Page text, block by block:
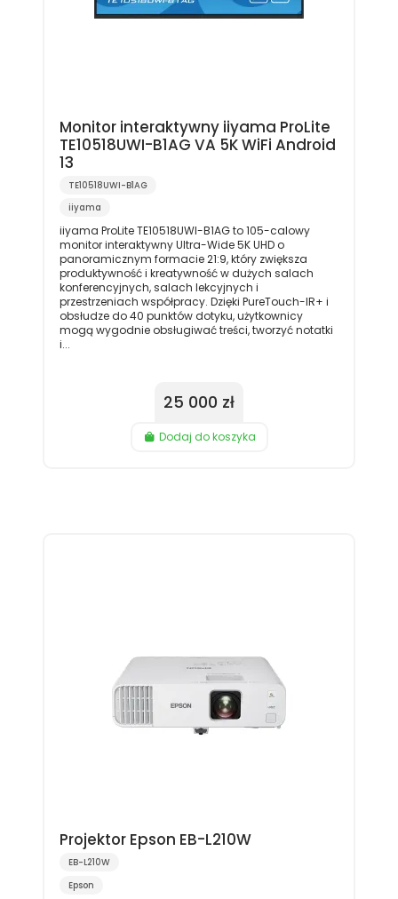
Monitor interaktywny iiyama ProLite
TE10518UWI-B1AG VA 5K WiFi Android
13
TE10518UWI-B1AG
iiyama
iiyama ProLite TE10518UWI-B1AG to 105-calowy
monitor interaktywny Ultra-Wide 5K UHD o
panoramicznym formacie 21:9, który zwiększa
produktywność i kreatywność w dużych salach
konferencyjnych, salach lekcyjnych i
przestrzeniach współpracy. Dzięki PureTouch-IR+ i
obsłudze do 40 punktów dotyku, użytkownicy
mogą wygodnie obsługiwać treści, tworzyć notatki
i...
25 000 zł
Dodaj do koszyka
Projektor Epson EB-L210W
EB-L210W
Epson